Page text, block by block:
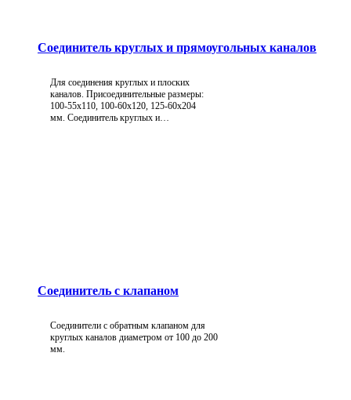
Соединитель круглых и прямоугольных каналов
Для соединения круглых и плоских
каналов. Присоединительные размеры:
100-55х110, 100-60х120, 125-60х204
мм. Соединитель круглых и
Соединитель с клапаном
Соединители с обратным клапаном для
круглых каналов диаметром от 100 до 200
мм.